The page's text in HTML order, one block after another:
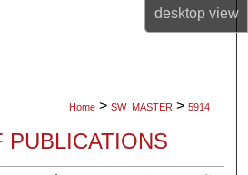
desktopview
Home > SW_MASTER > 5914
PUBLICATIONS